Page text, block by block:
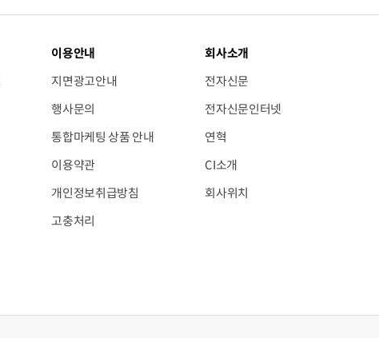
이용안내
지면광고안내
행사문의
통합마케팅 상품 안내
이용약관
개인정보취급방침
고충처리
회사소개
전자신문
전자신문인터넷
연혁
CI소개
회사위치